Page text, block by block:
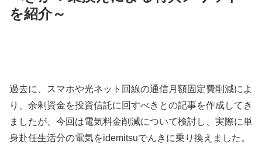
を紹介～
過去に、スマホや光ネット回線の通信月額固定費削減によ
り、余剰資金を投資信託に回すべきとの記事を作成してき
ましたが、今回は電気料金削減について検討し、実際に単
身赴任生活分の電気をidemitsuでんきに乗り換えました。